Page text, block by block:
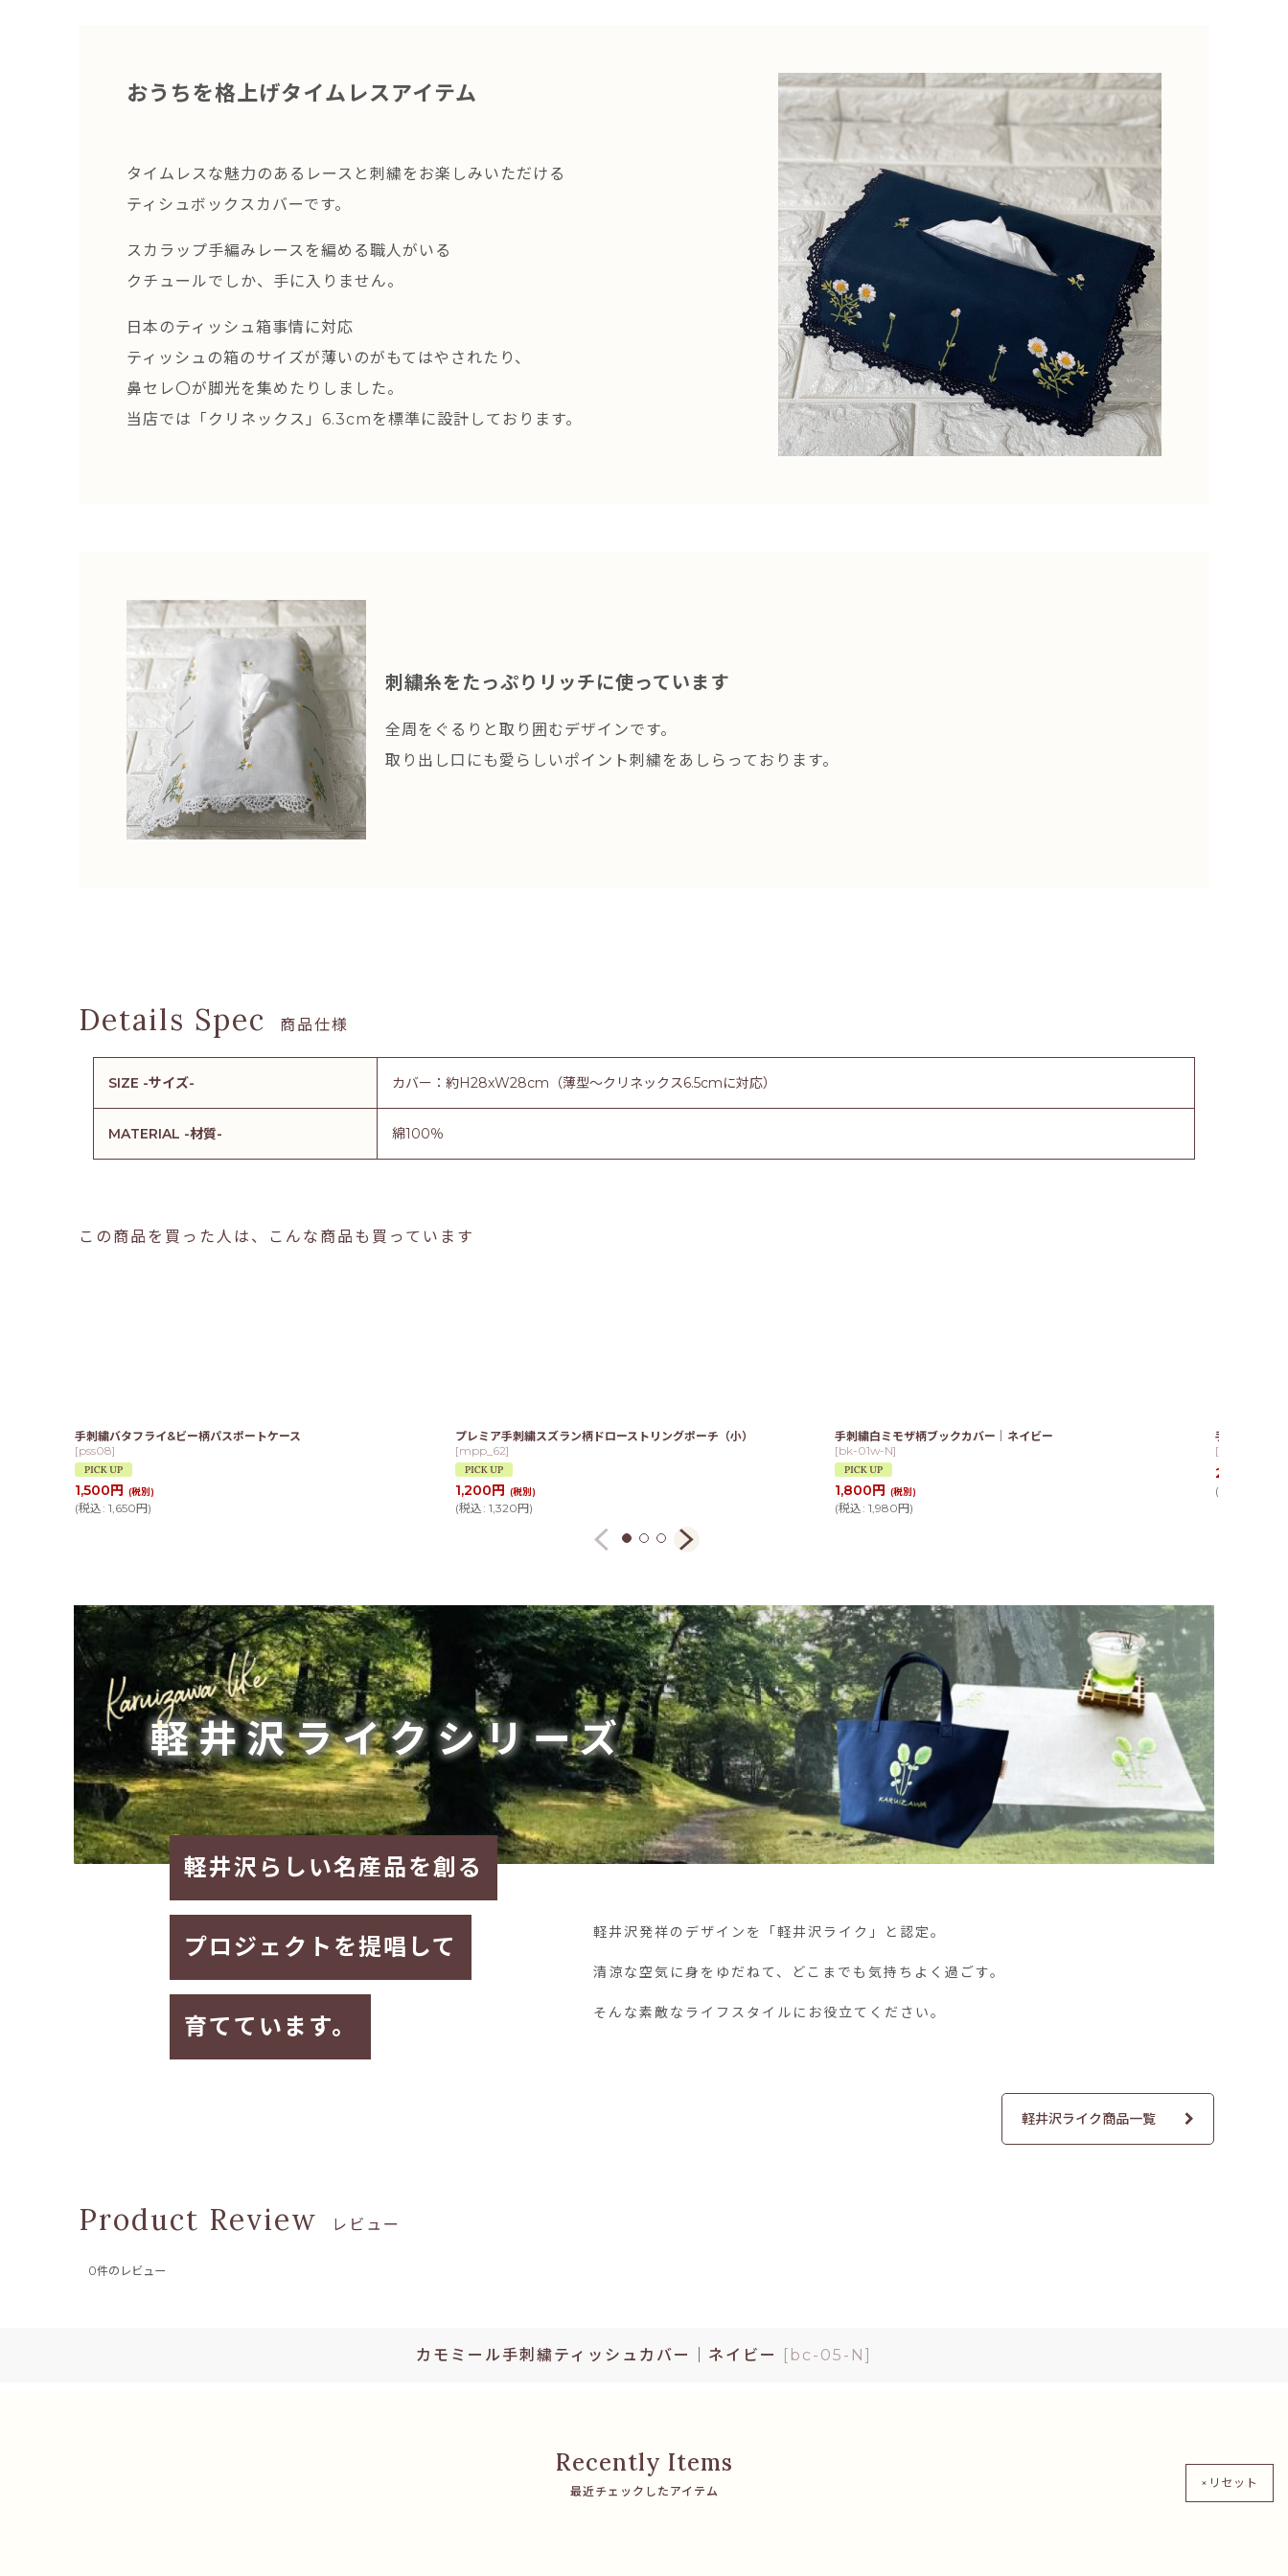
カモミール手刺繍ティッシュカバー｜ネイビー [ bc-05-N ]
おうちを格上げタイムレスアイテム
タイムレスな魅力のあるレースと刺繍をお楽しみいただける
ティシュボックスカバーです。
スカラップ手編みレースを編める職人がいる
クチュールでしか、手に入りません。
日本のティッシュ箱事情に対応
ティッシュの箱のサイズが薄いのがもてはやされたり、
鼻セレ〇が脚光を集めたりしました。
当店では「クリネックス」6.3cmを標準に設計しております。
刺繍糸をたっぷりリッチに使っています
全周をぐるりと取り囲むデザインです。
取り出し口にも愛らしいポイント刺繍をあしらっております。
商品仕様
SIZE -サイズ- カバー：約H28xW28cm（薄型〜クリネックス6.5cmに対応）
MATERIAL -材質- 綿100％
この商品を買った人は、こんな商品も買っています
手刺繍バタフライ&ビー柄パスポートケース
[pss08]
1,500円 (税別)
(税込: 1,650円)
プレミア手刺繍スズラン柄ドローストリングポーチ（小）
[mpp_62]
1,200円 (税別)
(税込: 1,320円)
手刺繍白ミモザ柄ブックカバー｜ネイビー
[bk-01w-N]
1,800円 (税別)
(税込: 1,980円)
手刺繍ミモザ
[
2,300
(
軽井沢ライクシリーズ
軽井沢らしい名産品を創る
プロジェクトを提唱して
育てています。
軽井沢発祥のデザインを 「軽井沢ライク」と認定。
清涼な空気に身をゆだねて、 どこまでも気持ちよく過ごす。
そんな素敵なライフスタイルに お役立てください。
軽井沢ライク商品一覧
レビュー
0件のレビュー
最近チェックしたアイテム
×リセット